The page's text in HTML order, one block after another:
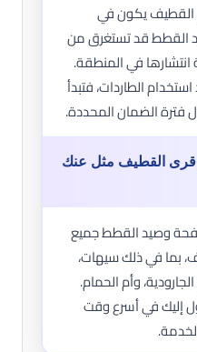
القطيف يكون في
صيد القطط قد تستغرق من
انتشارها في المنطقة.
استخدام الطاردات، فتبدأ
فترة الضمان المحددة.
القطيف مثل عنك
وصيد القطط جميع
بما في ذلك سيهات،
وأم الحمام.
إليك في أسرع وقت